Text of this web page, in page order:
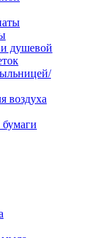
душевой
воздуха